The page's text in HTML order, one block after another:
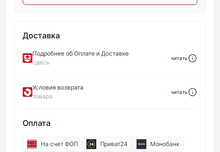
Доставка
Подробнее об Оплате и Доставке
сдесь
читать
Условия возврата
товара
читать
Оплата
На счет ФОП Приват24
Монобанк